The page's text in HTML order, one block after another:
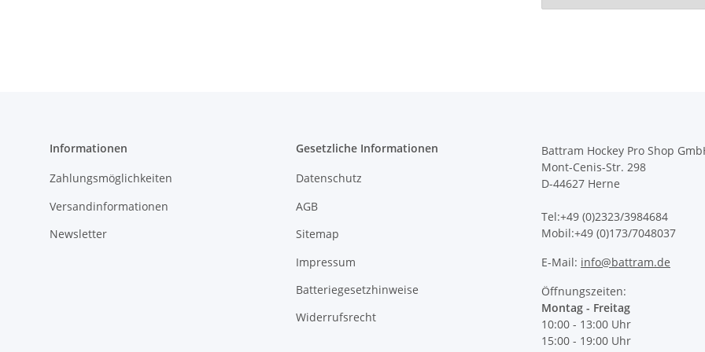
Informationen
Zahlungsmöglichkeiten
Versandinformationen
Newsletter
Gesetzliche Informationen
Datenschutz
AGB
Sitemap
Impressum
Batteriegesetzhinweise
Widerrufsrecht
Battram Hockey Pro Shop
Mont-Cenis-Str. 298
D-44627 Herne
Tel:+49 (0)2323/3984684
Mobil:+49 (0)173/7048037
E-Mail: info@battram.de
Öffnungszeiten:
Montag - Freitag
10:00 - 13:00 Uhr
15:00 - 19:00 Uhr